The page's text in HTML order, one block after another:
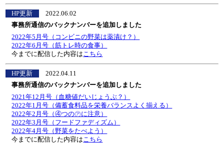
HP更新
2022.06.02
事務所通信のバックナンバーを追加しました
2022年5月号（コンビニの野菜は薬漬け？）
2022年6月号（筋トレ時の食事）
今までに配信した内容は こちら
HP更新
2022.04.11
事務所通信のバックナンバーを追加しました
2021年12月号（血糖値だいじょうぶ？）
2022年1月号（備蓄食料品を栄養バランスよく揃える）
2022年2月号（④つの㋐に注意）
2022年3月号（フードファディズム）
2022年4月号（野菜をたべよう）
今までに配信した内容はこちら